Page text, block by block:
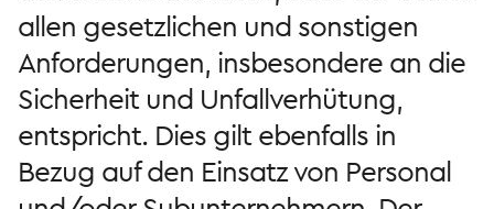
allen gesetzlichen und sonstigen
Anforderungen, insbesondere an die
Sicherheit und Unfallverhütung,
entspricht. Dies gilt ebenfalls in
Bezug auf den Einsatz von Personal